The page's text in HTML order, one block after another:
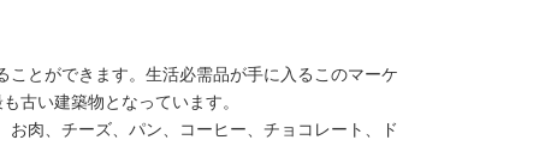
とができます。生活必需品が手に入るこのマーケ
古い建築物となっています。
肉、チーズ、パン、コーヒー、チョコレート、ド